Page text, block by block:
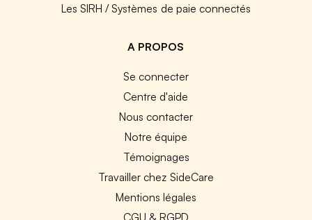
Les SIRH / Systèmes de paie connectés
A PROPOS
Se connecter
Centre d'aide
Nous contacter
Notre équipe
Témoignages
Travailler chez SideCare
Mentions légales
CGU & RGPD